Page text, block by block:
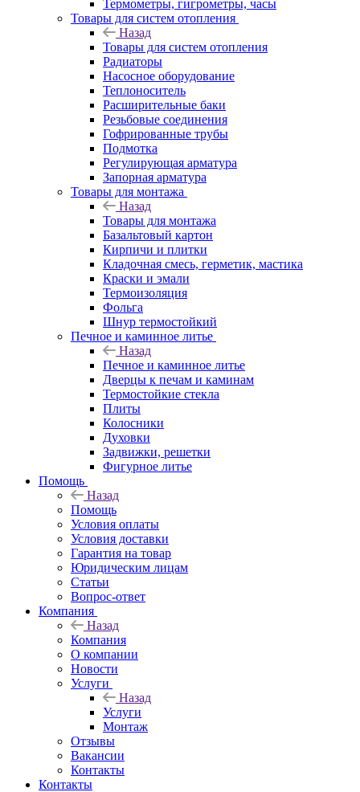
Термометры, гигрометры, часы
Товары для систем отопления
Назад
Товары для систем отопления
Радиаторы
Насосное оборудование
Теплоноситель
Расширительные баки
Резьбовые соединения
Гофрированные трубы
Подмотка
Регулирующая арматура
Запорная арматура
Товары для монтажа
Назад
Товары для монтажа
Базальтовый картон
Кирпичи и плитки
Кладочная смесь, герметик, мастика
Краски и эмали
Термоизоляция
Фольга
Шнур термостойкий
Печное и каминное литье
Назад
Печное и каминное литье
Дверцы к печам и каминам
Термостойкие стекла
Плиты
Колосники
Духовки
Задвижки, решетки
Фигурное литье
Помощь
Назад
Помощь
Условия оплаты
Условия доставки
Гарантия на товар
Юридическим лицам
Статьи
Вопрос-ответ
Компания
Назад
Компания
О компании
Новости
Услуги
Назад
Услуги
Монтаж
Отзывы
Вакансии
Контакты
Контакты